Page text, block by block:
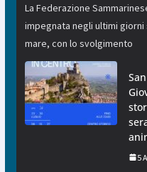
La Federazione
impegnata negli ultimi
mare, con lo svolgimento
5